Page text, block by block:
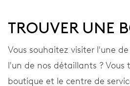
BRACELET
GARANTIE 2
TROUVER UNE
Vous souhaitez visiter l'une
l'un de nos détaillants ? Vous
boutique et le centre de